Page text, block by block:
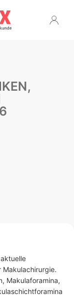
Makulachirurgie.
Makulaforamina,